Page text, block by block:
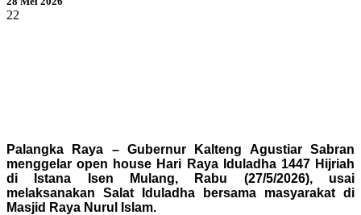
22
Palangka Raya – Gubernur Kalteng Agustiar Sabran
menggelar open house Hari Raya Iduladha 1447 Hijriah
di Istana Isen Mulang, Rabu (27/5/2026), usai
melaksanakan Salat Iduladha bersama masyarakat di
Masjid Raya Nurul Islam.